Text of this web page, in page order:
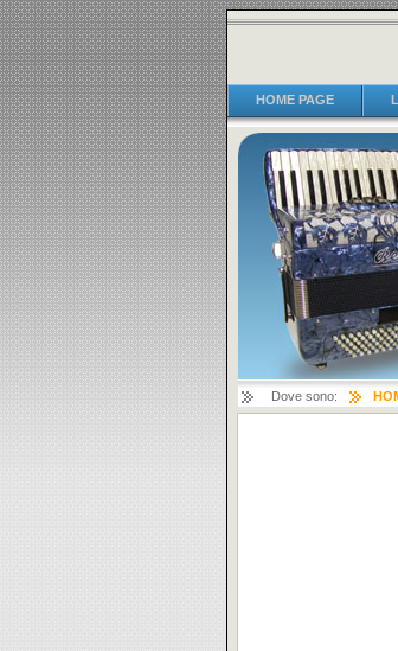
HOME PAGE
Dove sono: